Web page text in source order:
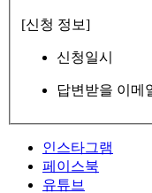
[신청 정보]
신청일시
답변받을 이메
인스타그램
페이스북
유튜브